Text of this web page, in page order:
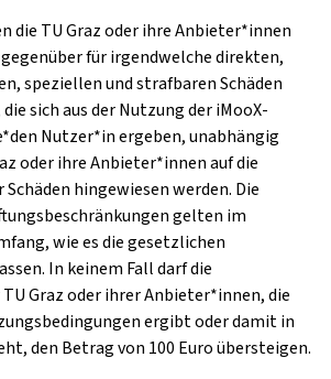
die TU Graz oder ihre Anbieter*innen
für irgendwelche direkten,
speziellen und strafbaren Schäden
sich aus der Nutzung der iMooX-
Nutzer*in ergeben, unabhängig
oder ihre Anbieter*innen auf die
hingewiesen werden. Die
gelten im
wie es die gesetzlichen
In keinem Fall darf die
Graz oder ihrer Anbieter*innen, die
ergibt oder damit in
den Betrag von 100 Euro übersteigen.